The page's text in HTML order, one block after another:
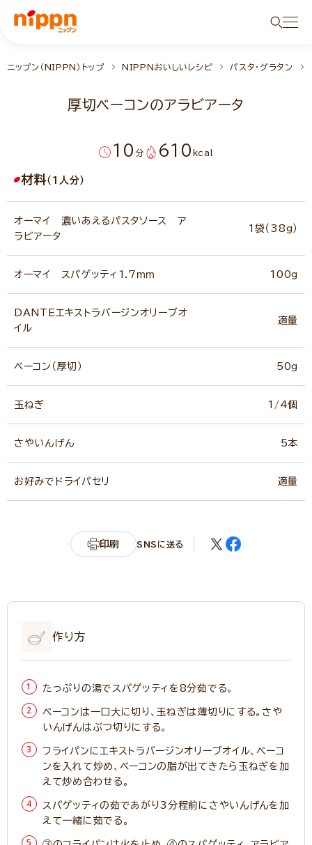
ニップン（NIPPN）トップ NIPPNおいしいレシピ パスタ・グラタン
厚切ベーコンのアラビアータ
10 分 610 kcal
材料（1人分）
オーマイ 濃いあえるパスタソース ア
ラビアータ
1袋（38g）
オーマイ スパゲッティ1.7ｍｍ 100g
DANTEエキストラバージンオリーブオ
イル
適量
ベーコン（厚切） 50g
玉ねぎ 1/4個
さやいんげん 5本
お好みでドライパセリ 適量
印刷 SNSに送る
作り方
たっぷりの湯でスパゲッティを8分茹でる。
ベーコンは一口大に切り、玉ねぎは薄切りにする。さや
いんげんはぶつ切りにする。
フライパンにエキストラバージンオリーブオイル、ベーコ
ンを入れて炒め、ベーコンの脂が出てきたら玉ねぎを加
えて炒め合わせる。
スパゲッティの茹であがり3分程前にさやいんげんを加
えて一緒に茹でる。